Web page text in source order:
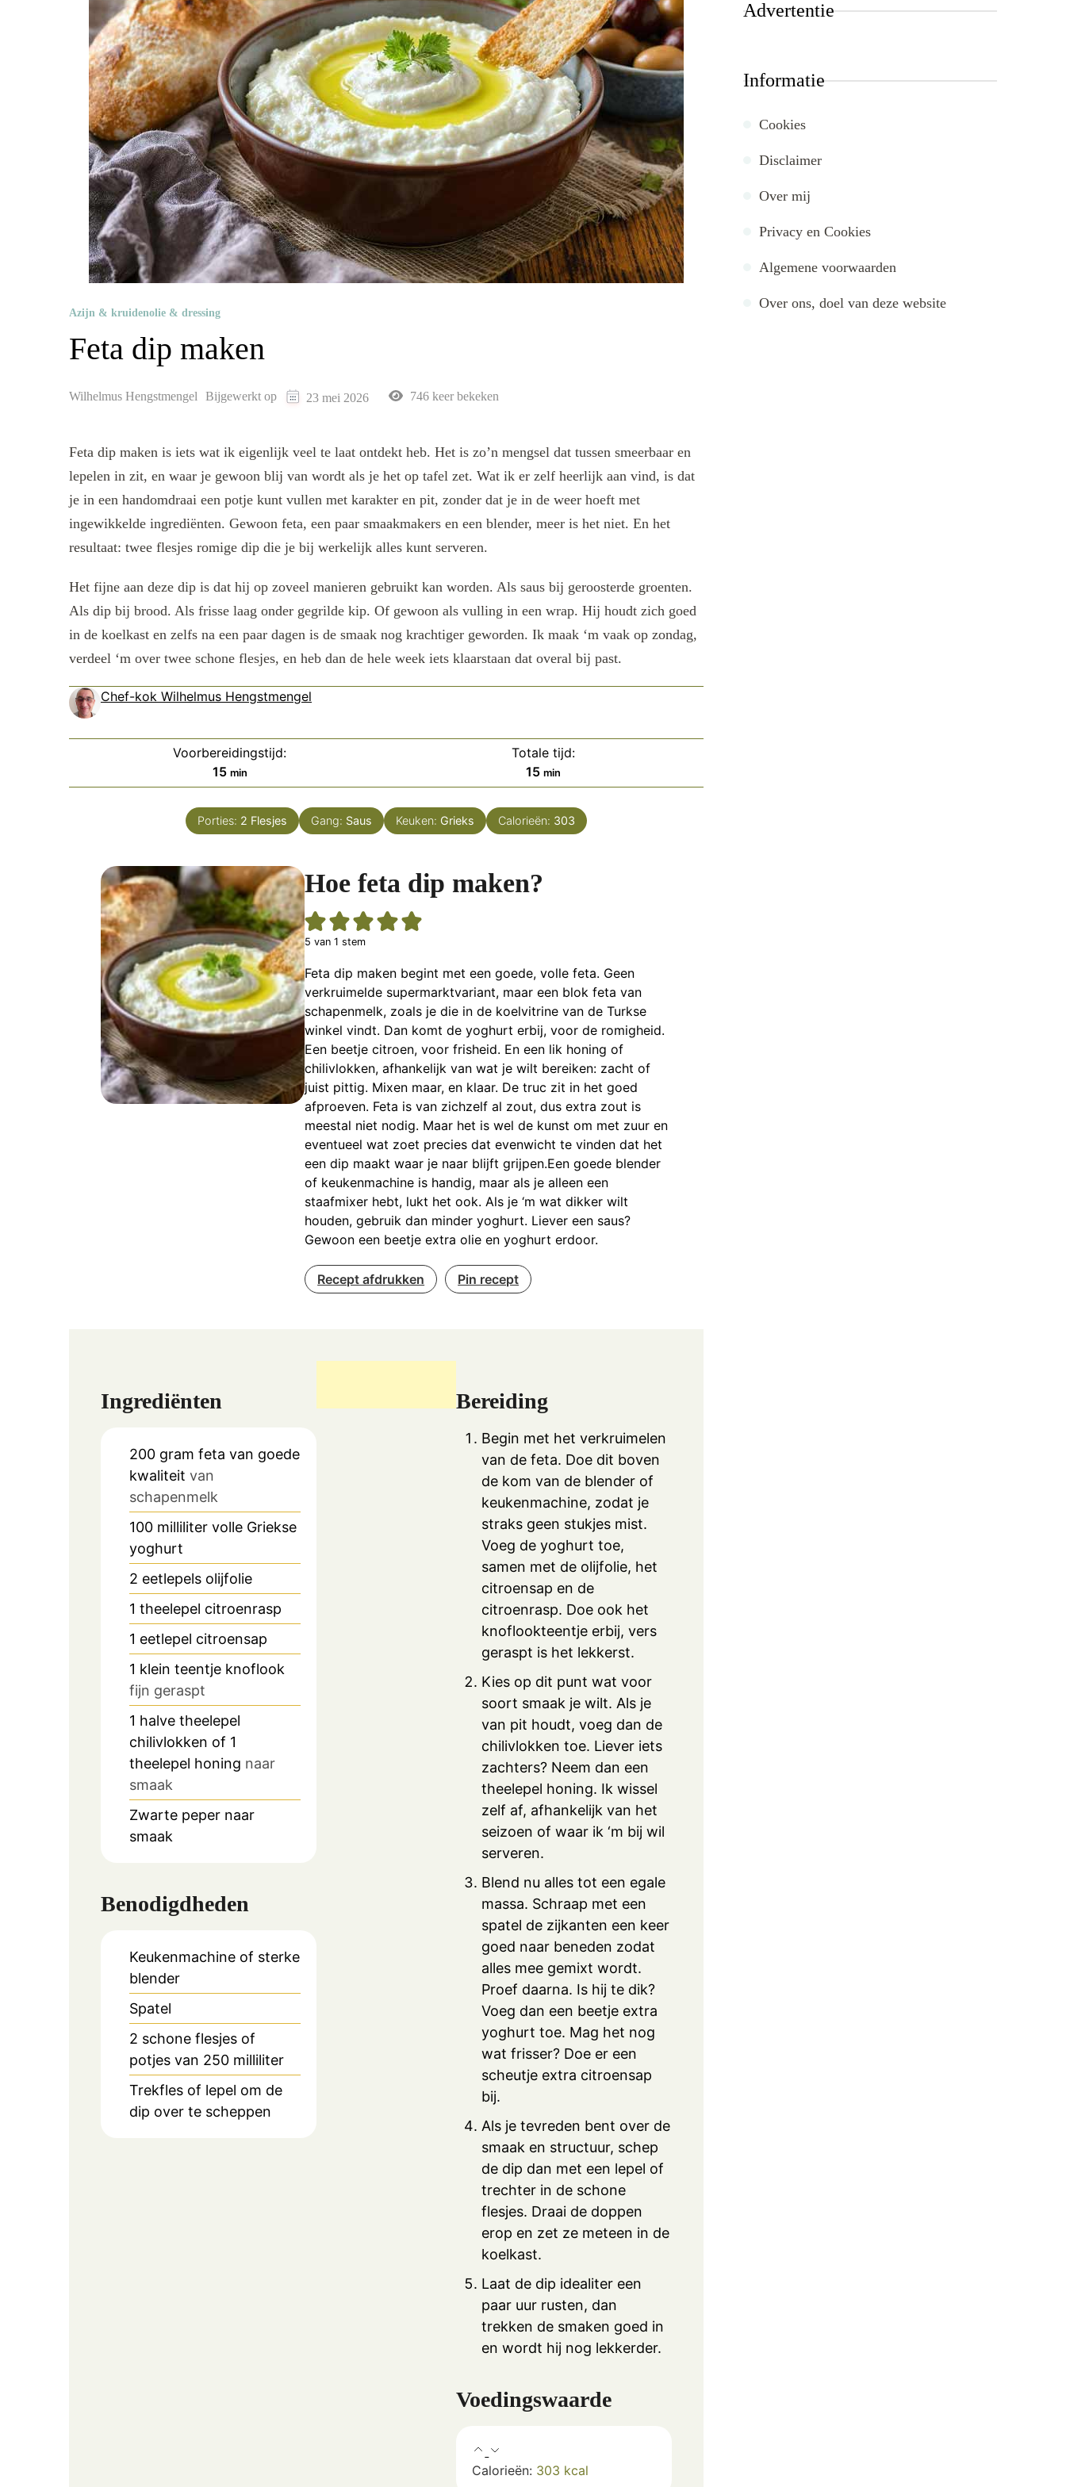
Azijn & kruidenolie & dressing
Feta dip maken
Wilhelmus Hengstmengel Bijgewerkt op 23 mei 2026 746 keer bekeken
Feta dip maken is iets wat ik eigenlijk veel te laat ontdekt heb. Het is zo’n mengsel dat tussen smeerbaar en
lepelen in zit, en waar je gewoon blij van wordt als je het op tafel zet. Wat ik er zelf heerlijk aan vind, is dat
je in een handomdraai een potje kunt vullen met karakter en pit, zonder dat je in de weer hoeft met
ingewikkelde ingrediënten. Gewoon feta, een paar smaakmakers en een blender, meer is het niet. En het
resultaat: twee flesjes romige dip die je bij werkelijk alles kunt serveren.
Het fijne aan deze dip is dat hij op zoveel manieren gebruikt kan worden. Als saus bij geroosterde groenten.
Als dip bij brood. Als frisse laag onder gegrilde kip. Of gewoon als vulling in een wrap. Hij houdt zich goed
in de koelkast en zelfs na een paar dagen is de smaak nog krachtiger geworden. Ik maak ‘m vaak op zondag,
verdeel ‘m over twee schone flesjes, en heb dan de hele week iets klaarstaan dat overal bij past.
Chef-kok Wilhelmus Hengstmengel
Voorbereidingstijd:
15minuten
min
Totale tijd:
15minuten
min
Porties: 2 Flesjes Gang: Saus Keuken: Grieks Calorieën: 303
Hoe feta dip maken?
5 van 1 stem
Feta dip maken begint met een goede, volle feta. Geen
verkruimelde supermarktvariant, maar een blok feta van
schapenmelk, zoals je die in de koelvitrine van de Turkse
winkel vindt. Dan komt de yoghurt erbij, voor de romigheid.
Een beetje citroen, voor frisheid. En een lik honing of
chilivlokken, afhankelijk van wat je wilt bereiken: zacht of
juist pittig. Mixen maar, en klaar. De truc zit in het goed
afproeven. Feta is van zichzelf al zout, dus extra zout is
meestal niet nodig. Maar het is wel de kunst om met zuur en
eventueel wat zoet precies dat evenwicht te vinden dat het
een dip maakt waar je naar blijft grijpen.Een goede blender
of keukenmachine is handig, maar als je alleen een
staafmixer hebt, lukt het ook. Als je ‘m wat dikker wilt
houden, gebruik dan minder yoghurt. Liever een saus?
Gewoon een beetje extra olie en yoghurt erdoor.
Recept afdrukken Pin recept
Ingrediënten
200 gram feta van goede
kwaliteit van
schapenmelk
100 milliliter volle Griekse
yoghurt
2 eetlepels olijfolie
1 theelepel citroenrasp
1 eetlepel citroensap
1 klein teentje knoflook
fijn geraspt
1 halve theelepel
chilivlokken of 1
theelepel honing naar
smaak
Zwarte peper naar
smaak
Benodigdheden
Keukenmachine of sterke
blender
Spatel
2 schone flesjes of
potjes van 250 milliliter
Trekfles of lepel om de
dip over te scheppen
Bereiding
Begin met het verkruimelen
van de feta. Doe dit boven
de kom van de blender of
keukenmachine, zodat je
straks geen stukjes mist.
Voeg de yoghurt toe,
samen met de olijfolie, het
citroensap en de
citroenrasp. Doe ook het
knoflookteentje erbij, vers
geraspt is het lekkerst.
Kies op dit punt wat voor
soort smaak je wilt. Als je
van pit houdt, voeg dan de
chilivlokken toe. Liever iets
zachters? Neem dan een
theelepel honing. Ik wissel
zelf af, afhankelijk van het
seizoen of waar ik ‘m bij wil
serveren.
Blend nu alles tot een egale
massa. Schraap met een
spatel de zijkanten een keer
goed naar beneden zodat
alles mee gemixt wordt.
Proef daarna. Is hij te dik?
Voeg dan een beetje extra
yoghurt toe. Mag het nog
wat frisser? Doe er een
scheutje extra citroensap
bij.
Als je tevreden bent over de
smaak en structuur, schep
de dip dan met een lepel of
trechter in de schone
flesjes. Draai de doppen
erop en zet ze meteen in de
koelkast.
Laat de dip idealiter een
paar uur rusten, dan
trekken de smaken goed in
en wordt hij nog lekkerder.
Voedingswaarde
Calorieën: 303 kcal
Advertentie
Informatie
Cookies
Disclaimer
Over mij
Privacy en Cookies
Algemene voorwaarden
Over ons, doel van deze website